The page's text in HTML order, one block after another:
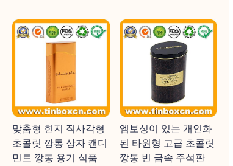
맞춤형 힌지 직사각형
초콜릿 깡통 상자 캔디
민트 깡통 용기 식품
엠보싱이 있는 개인화
된 타원형 고급 초콜릿
깡통 빈 금속 주석판